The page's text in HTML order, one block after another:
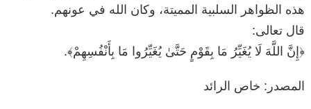
هذه الظواهر السلبية المميتة، وكان الله في عونهم.
قال تعالى:
﴿إِنَّ اللَّهَ لَا يُغَيِّرُ مَا بِقَوْمٍ حَتَّىٰ يُغَيِّرُوا مَا بِأَنْفُسِهِمْ﴾.
المصدر: خاص الرائد